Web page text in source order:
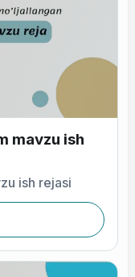
mavzu ish
ish rejasi